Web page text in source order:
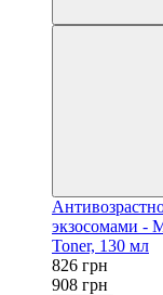
экзосомами -
Toner, 130 мл
826 грн
908 грн